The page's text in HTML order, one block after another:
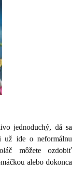
jednoduchý, dá sa
ide o neformálnu
môžete ozdobiť
alebo dokonca